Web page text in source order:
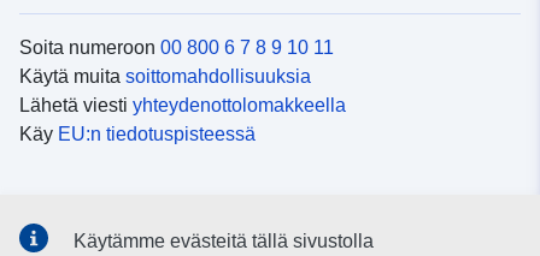
Soita numeroon 00 800 6 7 8 9 10 11
Käytä muita soittomahdollisuuksia
Lähetä viesti yhteydenottolomakkeella
Käy EU:n tiedotuspisteessä
Käytämme evästeitä tällä sivustolla